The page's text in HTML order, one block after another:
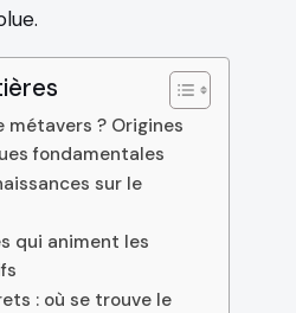
métavers ? Origines
fondamentales
sur le
qui animent les
: où se trouve le